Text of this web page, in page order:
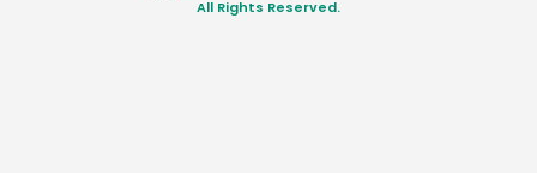
All Rights Reserved.